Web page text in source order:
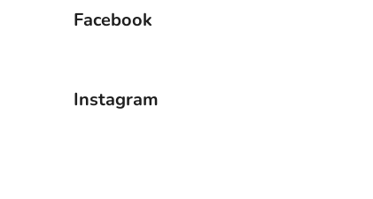
Facebook
Instagram